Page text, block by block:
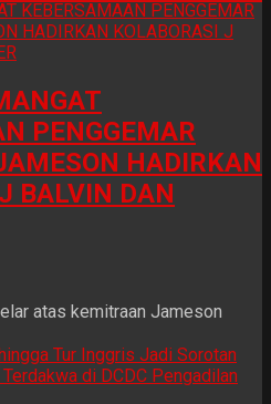
PENGGEMAR
HADIRKAN
BALVIN DAN
atas kemitraan Jameson